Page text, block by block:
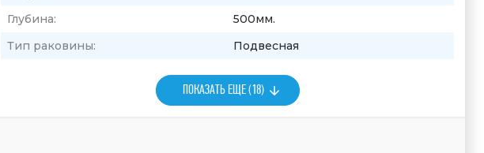
Глубина:
500мм.
Тип раковины:
Подвесная
ПОКАЗАТЬ ЕЩЕ (18)